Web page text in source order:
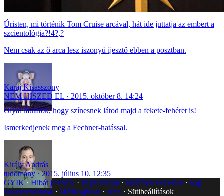
Úristen, mi történik Tom Cruise arcával, hát ide juttatja az embert a
szcientológia?!4?,?
Nem csak az ő arca lesz iszonyú ijesztő ebben a posztban.
Karaj Kisasszony
NEM HISZED EL
2015. október 8. 14:24
Olyat mutatok, hogy színesnek látod majd a fekete-fehéret is!
Ismerkedjenek meg a Fechner-hatással.
Király András
tudomány
2015. július 10. 12:35
GYIK Hibát jelentek Impresszum Javítások kezelése
Jogi
dokumentumok
Médiaajánlat RSS
Sütibeállítások